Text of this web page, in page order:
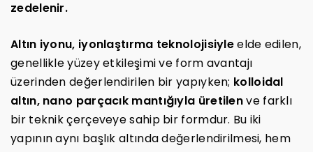
zedelenir.
Altın iyonu, iyonlaştırma teknolojisiyleelde edilen,
genellikle yüzey etkileşimi ve form avantajı
üzerinden değerlendirilen bir yapıyken; kolloidal
altın, nano parçacık mantığıyla üretilenve farklı
bir teknik çerçeveye sahip bir formdur. Bu iki
yapının aynı başlık altında değerlendirilmesi, hem